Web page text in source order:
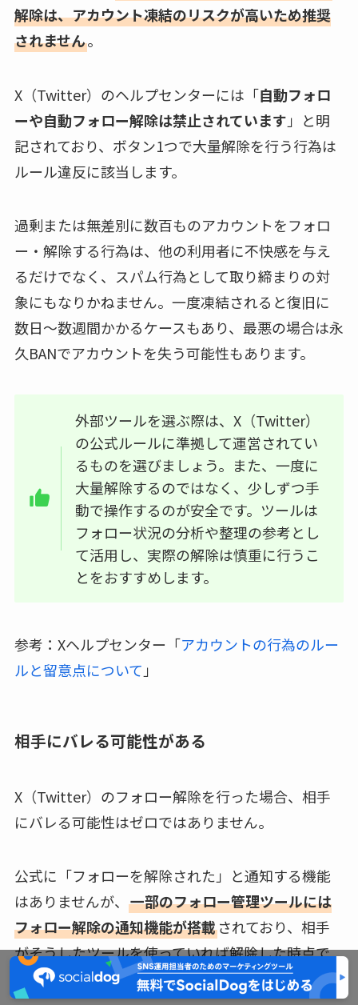
解除は、アカウント凍結のリスクが高いため推奨
されません。
X（Twitter）のヘルプセンターには「自動フォロ
ーや自動フォロー解除は禁止されています 」と明
記されており、ボタン1つで大量解除を行う行為は
ルール違反に該当します。
過剰または無差別に数百ものアカウントをフォロ
ー・解除する行為は、他の利用者に不快感を与え
るだけでなく、スパム行為として取り締まりの対
象にもなりかねません。一度凍結されると復旧に
数日〜数週間かかるケースもあり、最悪の場合は永
久BANでアカウントを失う可能性もあります。
外部ツールを選ぶ際は、X（Twitter）
の公式ルールに準拠して運営されてい
るものを選びましょう。また、一度に
大量解除するのではなく、少しずつ手
動で操作するのが安全です。ツールは
フォロー状況の分析や整理の参考とし
て活用し、実際の解除は慎重に行うこ
とをおすすめします。
参考：Xヘルプセンター「アカウントの行為のルー
ルと留意点について 」
相手にバレる可能性がある
X（Twitter）のフォロー解除を行った場合、相手
にバレる可能性はゼロではありません。
公式に「フォローを解除された」と通知する機能
はありませんが、 一部のフォロー管理ツールには
フォロー解除の通知機能が搭載されており、相手
がそうしたツールを使っていれば解除した時点で
知らされてしまいます。